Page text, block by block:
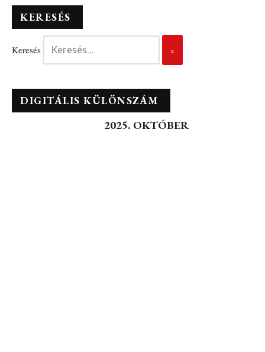
KERESÉS
Keresés
DIGITÁLIS KÜLÖNSZÁM
2025. OKTÓBER